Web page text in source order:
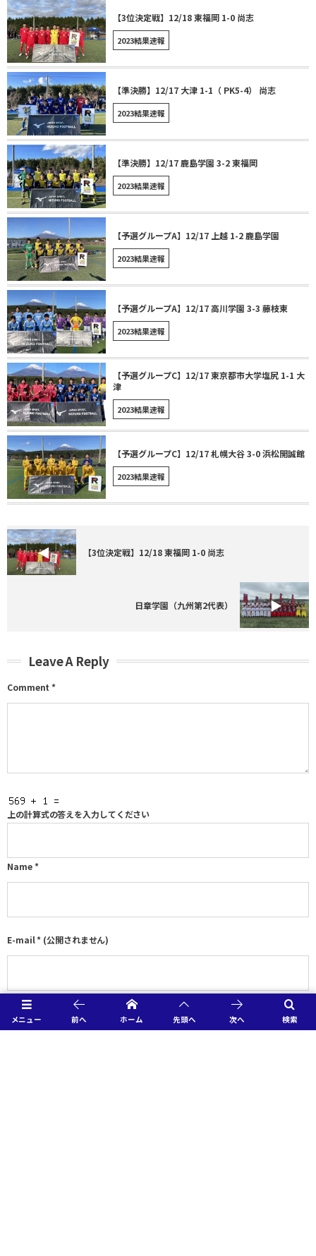
【3位決定戦】12/18 東福岡 1-0 尚志
2023結果速報
【準決勝】12/17 大津 1-1（ PK5-4） 尚志
2023結果速報
【準決勝】12/17 鹿島学園 3-2 東福岡
2023結果速報
【予選グループA】12/17 上越 1-2 ⿅島学園
2023結果速報
【予選グループA】12/17 高川学園 3-3 藤枝東
2023結果速報
【予選グループC】12/17 東京都市大学塩尻 1-1 大
津
2023結果速報
【予選グループC】12/17 札幌大谷 3-0 浜松開誠館
2023結果速報
【3位決定戦】12/18 東福岡 1-0 尚志
日章学園（九州第2代表）
Leave A Reply
Comment *
上の計算式の答えを入力してください
Name*
E-mail* (公開されません)
URL
メニュー 検索
前へ ホーム 先頭へ 次へ